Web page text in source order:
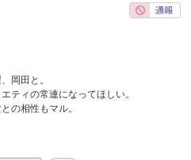
岡田と。
ティの常連になってほしい。
の相性もマル。